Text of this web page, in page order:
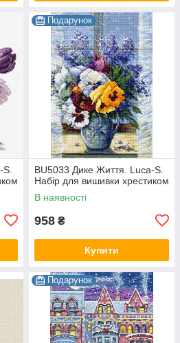
Подарунок
BU5033 Дике Життя. Luca-S.
Набір для вишивки хрестиком
В наявності
958 ₴
Купити
Подарунок